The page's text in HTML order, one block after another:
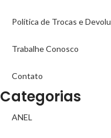
Política de Trocas e
Trabalhe Conosco
Contato
Categorias
ANEL